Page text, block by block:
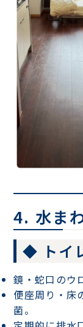
4. 水ま
◆ トイ
鏡・蛇口のウ
便座周り・床
菌。